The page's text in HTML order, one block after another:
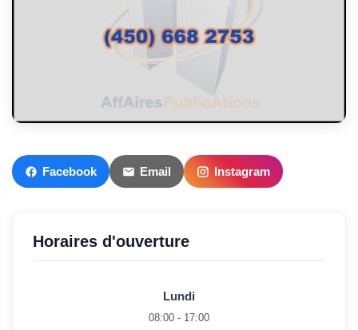
Facebook Email Instagram
Horaires d'ouverture
Lundi
08:00 - 17:00